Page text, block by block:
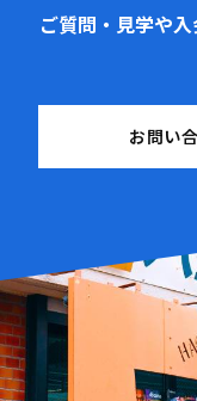
ご質問・見学や
お問い